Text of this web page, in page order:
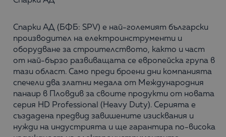
Спарки АД (БФБ: SPV) е най-големият български
производител на електроинструменти и
оборудване за строителството, както и част
от най-бързо развиващата се европейска група в
тази област. Само преди броени дни компанията
спечели два златни медала от Международния
панаир в Пловдив за своите продукти от новата
серия HD Professional (Heavy Duty). Серията е
създадена предвид завишените изисквания и
нужди на индустрията и ще гарантира по-висока